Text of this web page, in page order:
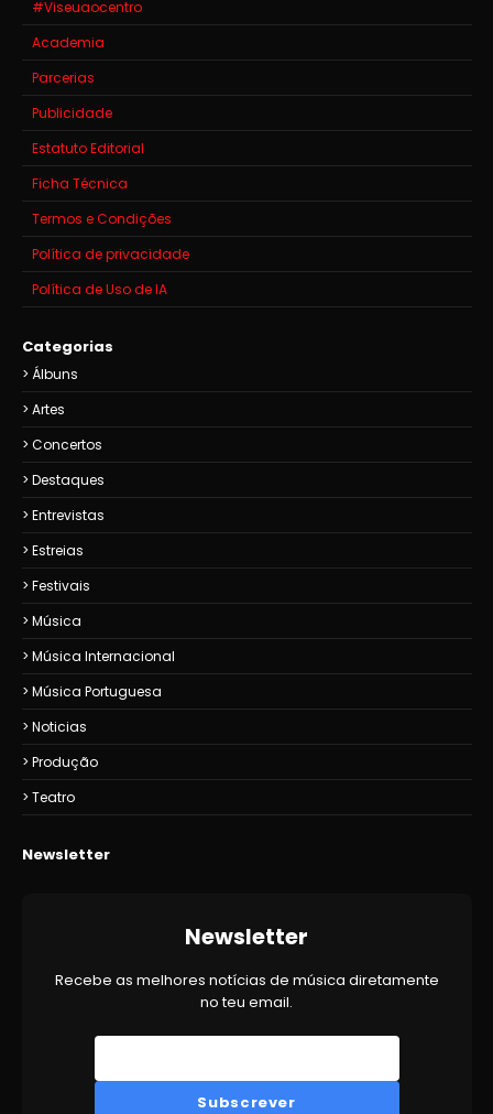
#Viseuaocentro
Academia
Parcerias
Publicidade
Estatuto Editorial
Ficha Técnica
Termos e Condições
Política de privacidade
Política de Uso de IA
Categorias
Álbuns
Artes
Concertos
Destaques
Entrevistas
Estreias
Festivais
Música
Música Internacional
Música Portuguesa
Noticias
Produção
Teatro
Newsletter
Newsletter
Recebe as melhores notícias de música diretamente
no teu email.
Subscrever